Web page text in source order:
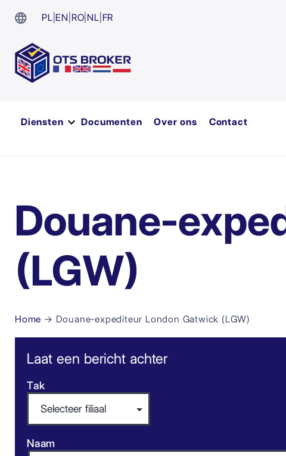
PL |EN RO |NL FR
Diensten Documenten Over ons Contact
Douane-
(LGW)
Home → Douane-expediteur London Gatwick (LGW)
Laat een bericht achter
Tak
Naam